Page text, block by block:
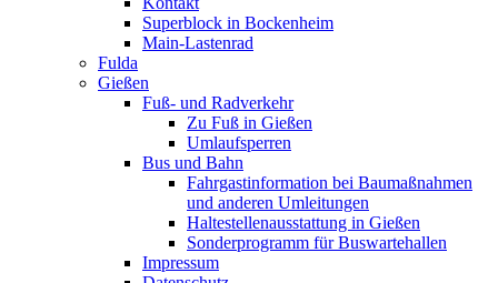
Superblock in Bockenheim
Main-Lastenrad
Fulda
Gießen
Fuß- und Radverkehr
Zu Fuß in Gießen
Umlaufsperren
Bus und Bahn
Fahrgastinformation bei Baumaßnahmen
und anderen Umleitungen
Haltestellenausstattung in Gießen
Sonderprogramm für Buswartehallen
Impressum